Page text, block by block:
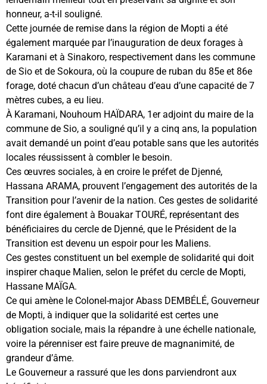
honneur, a-t-il souligné.
Cette journée de remise dans la région de Mopti a été
également marquée par l’inauguration de deux forages à
Karamani et à Sinakoro, respectivement dans les commune
de Sio et de Sokoura, où la coupure de ruban du 85e et 86e
forage, doté chacun d’un château d’eau d’une capacité de 7
mètres cubes, a eu lieu.
À Karamani, Nouhoum HAÏDARA, 1er adjoint du maire de la
commune de Sio, a souligné qu’il y a cinq ans, la population
avait demandé un point d’eau potable sans que les autorités
locales réussissent à combler le besoin.
Ces œuvres sociales, à en croire le préfet de Djenné,
Hassana ARAMA, prouvent l’engagement des autorités de la
Transition pour l’avenir de la nation. Ces gestes de solidarité
font dire également à Bouakar TOURÉ, représentant des
bénéficiaires du cercle de Djenné, que le Président de la
Transition est devenu un espoir pour les Maliens.
Ces gestes constituent un bel exemple de solidarité qui doit
inspirer chaque Malien, selon le préfet du cercle de Mopti,
Hassane MAÏGA.
Ce qui amène le Colonel-major Abass DEMBÉLÉ, Gouverneur
de Mopti, à indiquer que la solidarité est certes une
obligation sociale, mais la répandre à une échelle nationale,
voire la pérenniser est faire preuve de magnanimité, de
grandeur d’âme.
Le Gouverneur a rassuré que les dons parviendront aux